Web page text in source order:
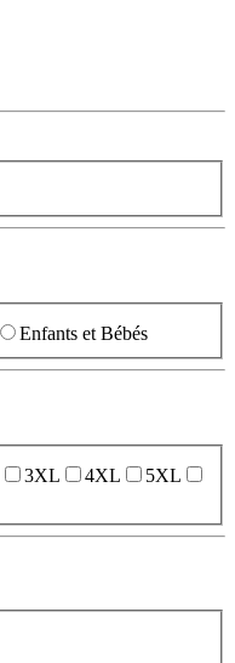
Enfants et Bébés
3XL 4XL
5XL